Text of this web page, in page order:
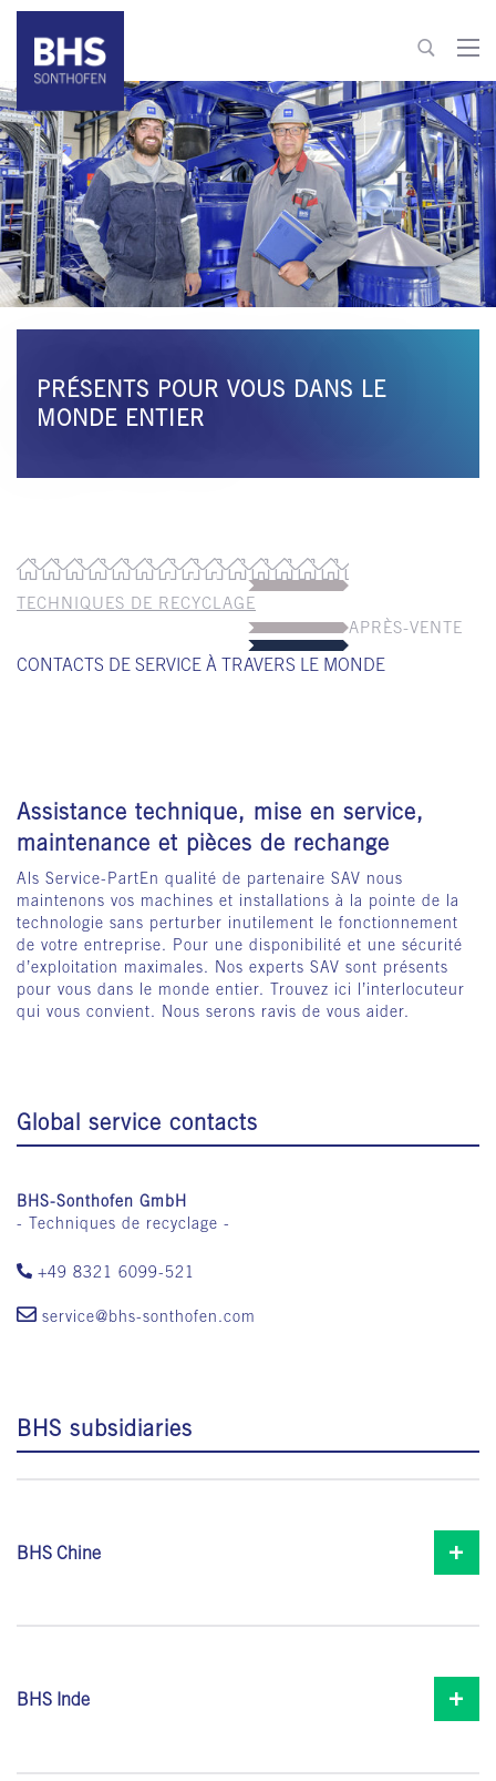
+49 8321 6099-520
recycling@bhs-sonthofen.com
Aller au contact
PRÉSENTS POUR VOUS DANS LE
MONDE ENTIER
TECHNIQUES DE RECYCLAGE
APRÈS-VENTE
CONTACTS DE SERVICE À TRAVERS LE MONDE
Assistance technique, mise en service,
maintenance et pièces de rechange
Als Service-PartEn qualité de partenaire SAV nous
maintenons vos machines et installations à la pointe de la
technologie sans perturber inutilement le fonctionnement
de votre entreprise. Pour une disponibilité et une sécurité
d’exploitation maximales. Nos experts SAV sont présents
pour vous dans le monde entier. Trouvez ici l’interlocuteur
qui vous convient. Nous serons ravis de vous aider.
Global service contacts
BHS-Sonthofen GmbH
- Techniques de recyclage -
+49 8321 6099-521
service@bhs-sonthofen.com
BHS subsidiaries
BHS Chine
BHS Inde